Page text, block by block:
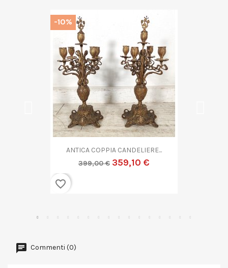
ANTICA COPPA VETRO...
799,00 € 719,10 €
-10%
Commenti (0)